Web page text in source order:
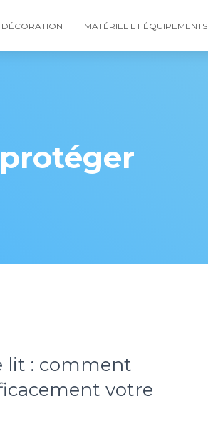
DÉCORATION MATÉRIEL ET ÉQUIPEMENTS
protéger
lit : comment
votre